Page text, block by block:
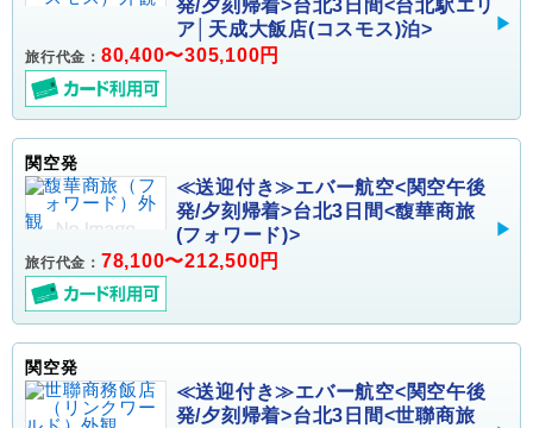
発/夕刻帰着>台北3日間<台北駅エリ
ア│天成大飯店(コスモス)泊>
旅行代金： 80,400〜305,100円
関空発
≪送迎付き≫エバー航空<関空午後
発/夕刻帰着>台北3日間<馥華商旅
(フォワード)>
旅行代金： 78,100〜212,500円
関空発
≪送迎付き≫エバー航空<関空午後
発/夕刻帰着>台北3日間<世聯商旅